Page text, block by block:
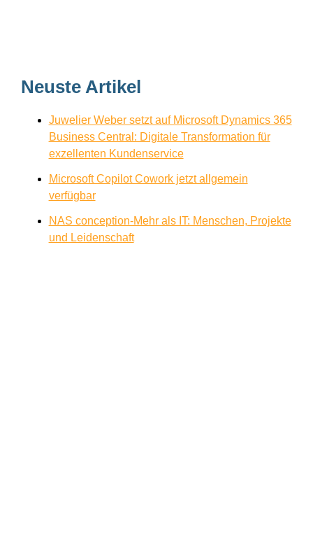
Neuste Artikel
Juwelier Weber setzt auf Microsoft Dynamics 365
Business Central: Digitale Transformation für
exzellenten Kundenservice
Microsoft Copilot Cowork jetzt allgemein
verfügbar
NAS conception-Mehr als IT: Menschen, Projekte
und Leidenschaft